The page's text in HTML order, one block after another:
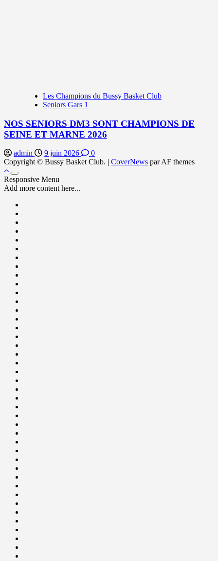
Les Champions du Bussy Basket Club
Seniors Gars 1
NOS SENIORS DM3 SONT CHAMPIONS DE
SEINE ET MARNE 2026
admin 9 juin 2026
0
Copyright © Bussy Basket Club. | CoverNews par AF themes
Responsive Menu
Add more content here...